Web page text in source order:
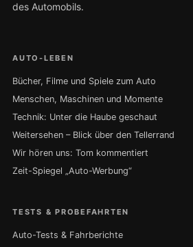
des Automobils.
AUTO-LEBEN
Bücher, Filme und Spiele zum Auto
Menschen, Maschinen und Momente
Technik: Unter die Haube geschaut
Weitersehen – Blick über den Tellerrand
Wir hören uns: Tom kommentiert
Zeit-Spiegel „Auto-Werbung“
TESTS & PROBEFAHRTEN
Auto-Tests & Fahrberichte